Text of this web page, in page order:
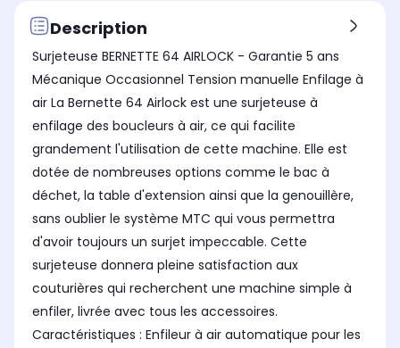
Oui
Boîte d'accessoires intégrée
Oui
Boîte d'accessoires intégrée
Oui
Description
Surjeteuse BERNETTE 64 AIRLOCK - Garantie 5 ans
Mécanique Occasionnel Tension manuelle Enfilage à
air La Bernette 64 Airlock est une surjeteuse à
enfilage des boucleurs à air, ce qui facilite
grandement l'utilisation de cette machine. Elle est
dotée de nombreuses options comme le bac à
déchet, la table d'extension ainsi que la genouillère,
sans oublier le système MTC qui vous permettra
d'avoir toujours un surjet impeccable. Cette
surjeteuse donnera pleine satisfaction aux
couturières qui recherchent une machine simple à
enfiler, livrée avec tous les accessoires.
Caractéristiques : Enfileur à air automatique pour les